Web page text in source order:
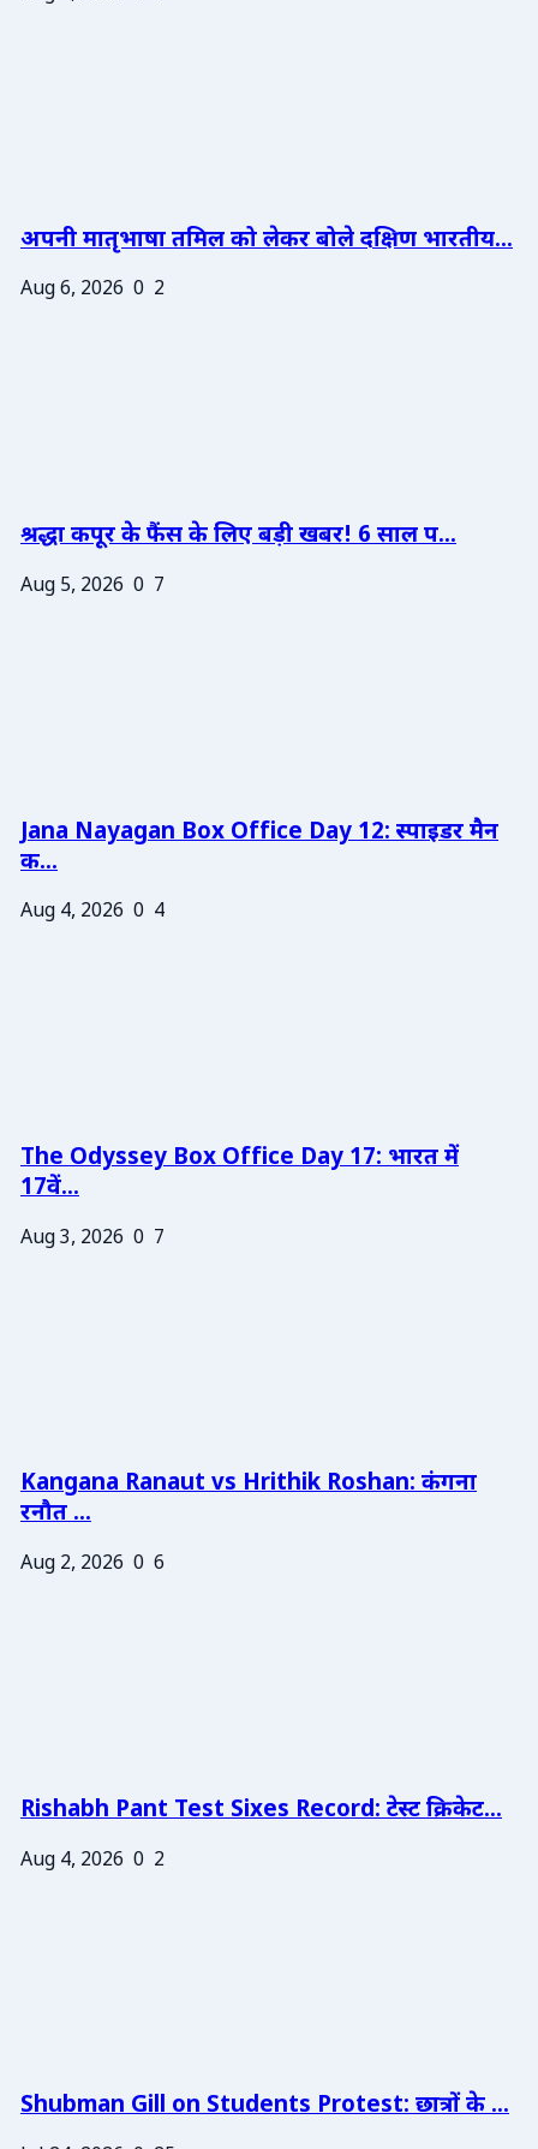
अपनी मातृभाषा तमिल को लेकर बोले दक्षिण भारतीय...
Aug 6, 2026 0 2
श्रद्धा कपूर के फैंस के लिए बड़ी खबर! 6 साल प...
Aug 5, 2026 0 7
Jana Nayagan Box Office Day 12: स्पाइडर मैन
क...
Aug 4, 2026 0 4
The Odyssey Box Office Day 17: भारत में
17वें...
Aug 3, 2026 0 7
Kangana Ranaut vs Hrithik Roshan: कंगना
रनौत ...
Aug 2, 2026 0 6
Rishabh Pant Test Sixes Record: टेस्ट क्रिकेट...
Aug 4, 2026 0 2
Shubman Gill on Students Protest: छात्रों के ...